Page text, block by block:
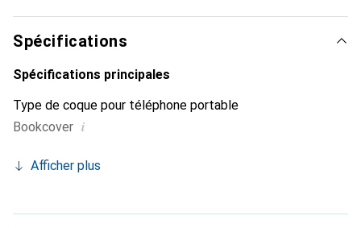
marque Noreve est un choix sûr pour une clientèle
exigeante.
Spécifications
Spécifications principales
Type de coque pour téléphone portable
Bookcover i
Afficher plus